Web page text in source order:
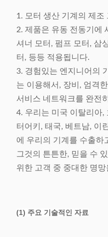
1. 모터 생산 기계의 제조
2. 제품은 유동 전동기에
셔너 모터, 펌프 모터, 삼
터, 등등 적용됩니다.
3. 경험있는 엔지니어의
는 이용해서, 장비, 엄격
서비스 네트워크를 완전
4. 우리는 미국 이탈리아,
터어키, 태국, 베트남, 이
에 우리의 기계를 수출하
그것의 튼튼한, 믿을 수
위한 고객 중 중대한 명
(1) 주요 기술적인 자료